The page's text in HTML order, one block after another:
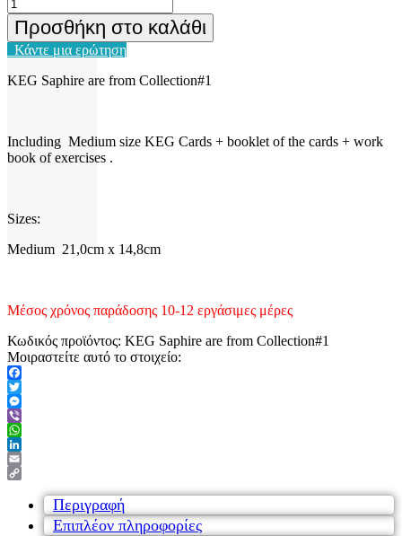
Προσθήκη στο καλάθι
Κάντε μια ερώτηση
KEG Saphire are from Collection#1
Including Medium size KEG Cards + booklet of the cards + work
book of exercises .
Sizes:
Medium 21,0cm x 14,8cm
Μέσος χρόνος παράδοσης 10-12 εργάσιμες μέρες
Κωδικός προϊόντος: KEG Saphire are from Collection#1
Μοιραστείτε αυτό το στοιχείο:
Facebook
Twitter
Messenger
Viber
WhatsApp
LinkedIn
Email
Link
Περιγραφή
Επιπλέον πληροφορίες